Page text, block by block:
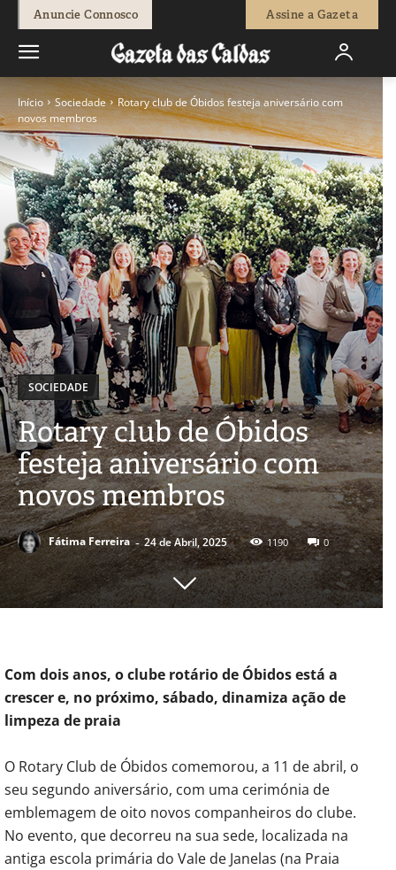
Anuncie Connosco Assine a Gazeta
Início Sociedade
Rotary club de Óbidos festeja aniversário com
novos membros
SOCIEDADE
Rotary club de Óbidos
festeja aniversário com
novos membros
Fátima Ferreira - 24 de Abril, 2025 1190 0
Com dois anos, o clube rotário de Óbidos está a
crescer e, no próximo, sábado, dinamiza ação de
limpeza de praia
O Rotary Club de Óbidos comemorou, a 11 de abril, o
seu segundo aniversário, com uma cerimónia de
emblemagem de oito novos companheiros do clube.
No evento, que decorreu na sua sede, localizada na
antiga escola primária do Vale de Janelas (na Praia